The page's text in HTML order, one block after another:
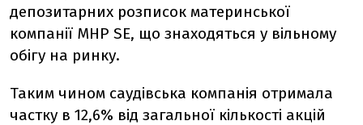
депозитарних розписок материнської
компанії MHP SE, що знаходяться у вільному
обігу на ринку.
Таким чином саудівська компанія отримала
частку в 12,6% від загальної кількості акцій